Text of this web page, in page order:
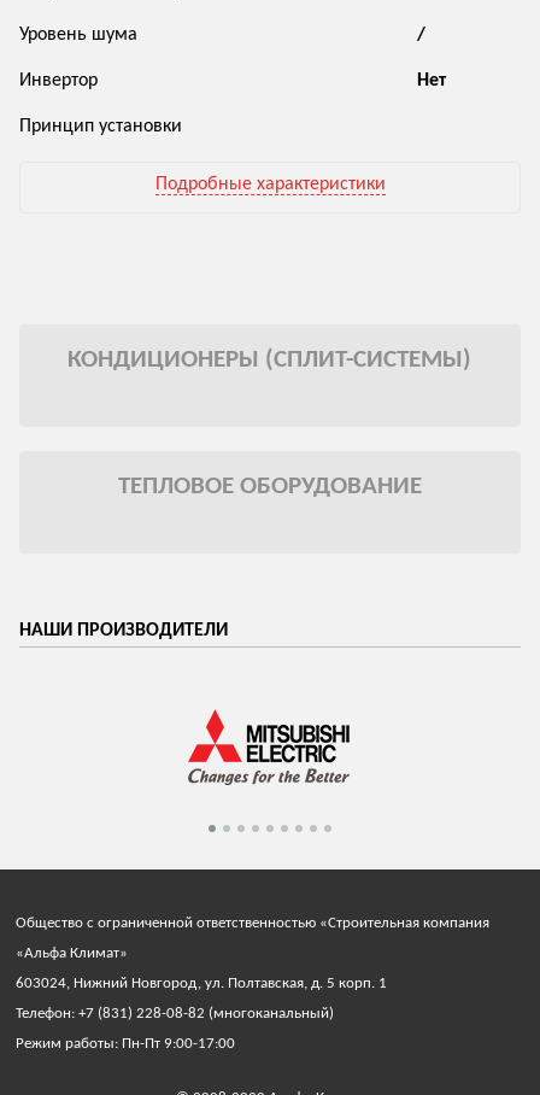
Уровень шума /
Инвертор Нет
Принцип установки
Подробные характеристики
КОНДИЦИОНЕРЫ (СПЛИТ-СИСТЕМЫ)
ТЕПЛОВОЕ ОБОРУДОВАНИЕ
НАШИ ПРОИЗВОДИТЕЛИ
Общество с ограниченной ответственностью «Строительная компания
«Альфа Климат»
603024, Нижний Новгород, ул. Полтавская, д. 5 корп. 1
Телефон: +7 (831) 228-08-82 (многоканальный)
Режим работы: Пн-Пт 9:00-17:00